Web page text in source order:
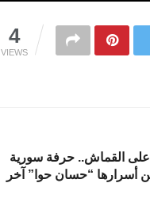
4
VIEWS
على القماش.. حرفة سورية
أسرارها “حسان حوا” آخر